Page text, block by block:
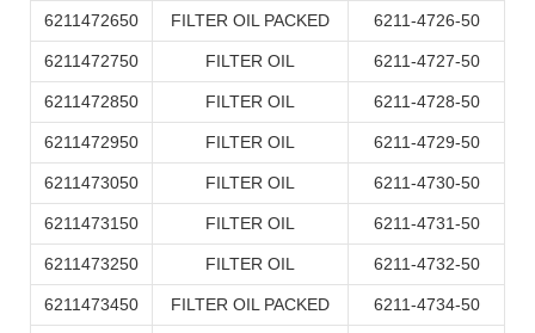
6211472650 FILTER OIL PACKED 6211-4726-50
6211472750 FILTER OIL 6211-4727-50
6211472850 FILTER OIL 6211-4728-50
6211472950 FILTER OIL 6211-4729-50
6211473050 FILTER OIL 6211-4730-50
6211473150 FILTER OIL 6211-4731-50
6211473250 FILTER OIL 6211-4732-50
6211473450 FILTER OIL PACKED 6211-4734-50